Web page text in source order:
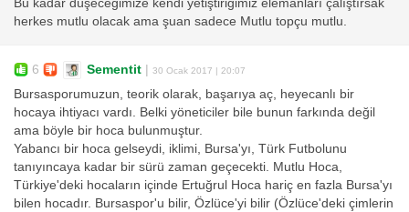
Bu kadar düşeceğimize kendi yetiştiriğimiz elemanları çalıştırsak
herkes mutlu olacak ama şuan sadece Mutlu topçu mutlu.
6 Sementit 30 Ocak 2017 | 20:07
Bursasporumuzun, teorik olarak, başarıya aç, heyecanlı bir
hocaya ihtiyacı vardı. Belki yöneticiler bile bunun farkında değil
ama böyle bir hoca bulunmuştur.
Yabancı bir hoca gelseydi, iklimi, Bursa'yı, Türk Futbolunu
tanıyıncaya kadar bir sürü zaman geçecekti. Mutlu Hoca,
Türkiye'deki hocaların içinde Ertuğrul Hoca hariç en fazla Bursa'yı
bilen hocadır. Bursaspor'u bilir, Özlüce'yi bilir (Özlüce'deki çimlerin